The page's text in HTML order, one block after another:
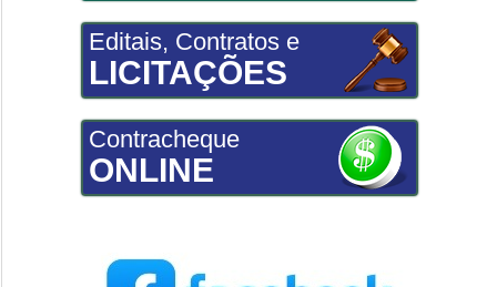
Editais, Contratos e
LICITAÇÕES
Contracheque
ONLINE